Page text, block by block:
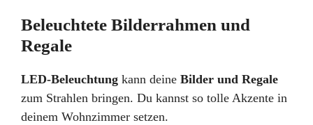
Beleuchtete Bilderrahmen und
Regale
LED-Beleuchtung kann deine Bilder und Regale
zum Strahlen bringen. Du kannst so tolle Akzente in
deinem Wohnzimmer setzen.